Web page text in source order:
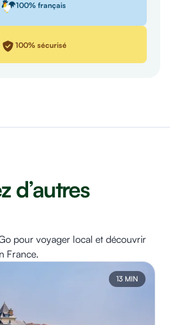
100% français
100% sécurisé
d’autres
pour voyager local et découvrir
France.
13 MIN